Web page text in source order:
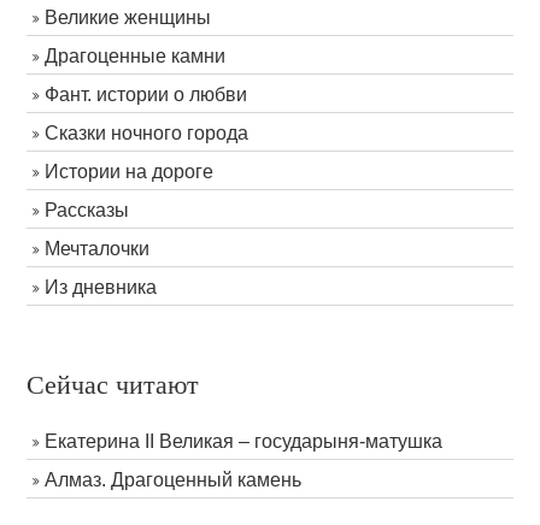
Великие женщины
Драгоценные камни
Фант. истории о любви
Сказки ночного города
Истории на дороге
Рассказы
Мечталочки
Из дневника
Сейчас читают
Екатерина II Великая – государыня-матушка
Алмаз. Драгоценный камень